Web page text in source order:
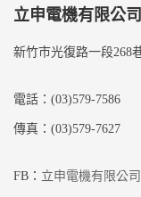
立申電機有限公司
新竹市光復路一段268
電話：(03)579-7586
傳真：(03)579-7627
FB： 立申電機有限公司